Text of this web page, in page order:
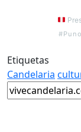
Etiquetas
Candelaria